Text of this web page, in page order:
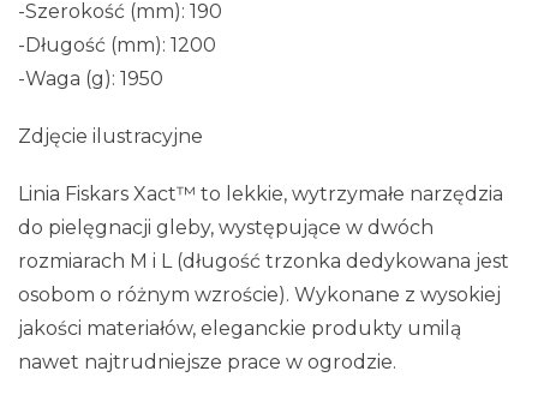
-Szerokość (mm): 190
-Długość (mm): 1200
-Waga (g): 1950
Zdjęcie ilustracyjne
Linia Fiskars Xact™ to lekkie, wytrzymałe narzędzia
do pielęgnacji gleby, występujące w dwóch
rozmiarach M i L (długość trzonka dedykowana jest
osobom o różnym wzroście). Wykonane z wysokiej
jakości materiałów, eleganckie produkty umilą
nawet najtrudniejsze prace w ogrodzie.